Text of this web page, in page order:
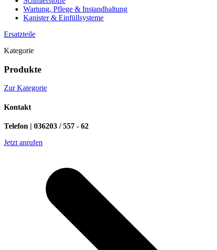
Wartung, Pflege & Instandhaltung
Kanister & Einfüllsysteme
Ersatzteile
Kategorie
Produkte
Zur Kategorie
Kontakt
Telefon | 036203 / 557 - 62
Jetzt anrufen